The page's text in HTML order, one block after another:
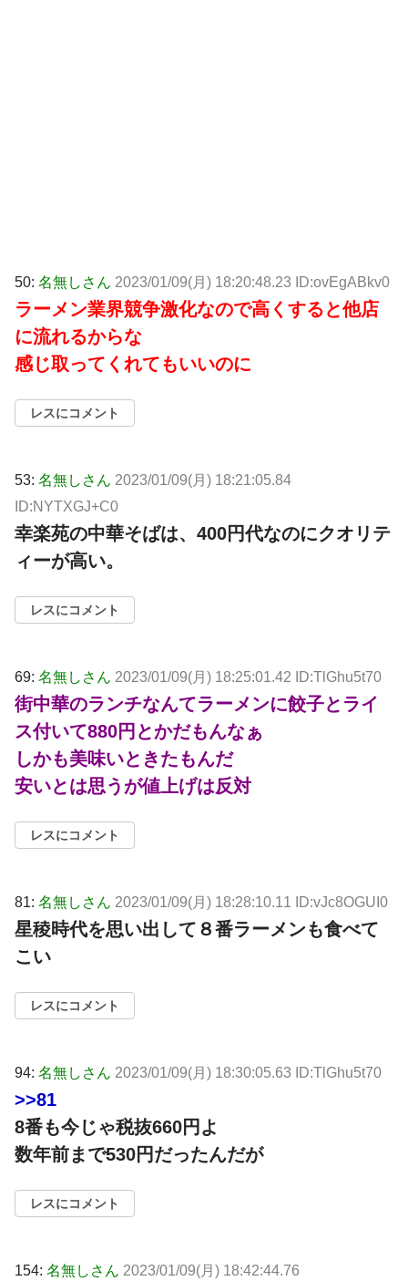
50: 名無しさん 2023/01/09(月) 18:20:48.23 ID:ovEgABkv0
ラーメン業界競争激化なので高くすると他店
に流れるからな
感じ取ってくれてもいいのに
レスにコメント
53: 名無しさん 2023/01/09(月) 18:21:05.84
ID:NYTXGJ+C0
幸楽苑の中華そばは、400円代なのにクオリテ
ィーが高い。
レスにコメント
69: 名無しさん 2023/01/09(月) 18:25:01.42 ID:TlGhu5t70
街中華のランチなんてラーメンに餃子とライ
ス付いて880円とかだもんなぁ
しかも美味いときたもんだ
安いとは思うが値上げは反対
レスにコメント
81: 名無しさん 2023/01/09(月) 18:28:10.11 ID:vJc8OGUI0
星稜時代を思い出して８番ラーメンも食べて
こい
レスにコメント
94: 名無しさん 2023/01/09(月) 18:30:05.63 ID:TlGhu5t70
>>81
8番も今じゃ税抜660円よ
数年前まで530円だったんだが
レスにコメント
154: 名無しさん 2023/01/09(月) 18:42:44.76